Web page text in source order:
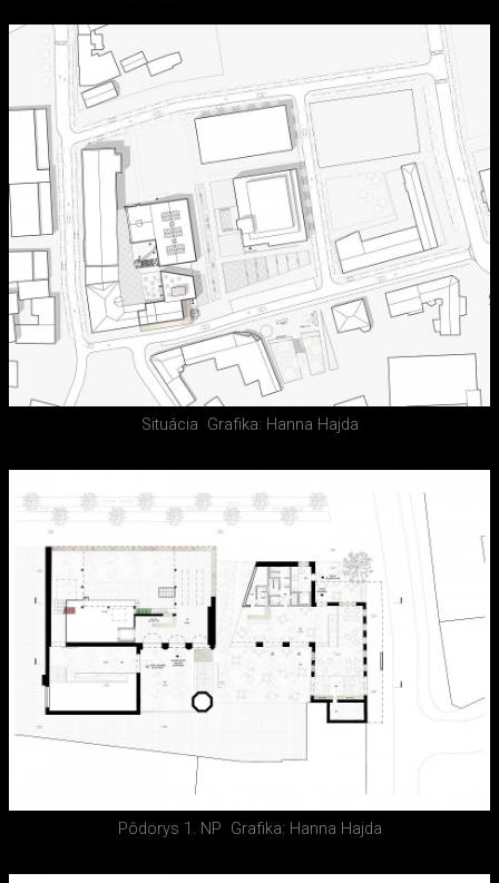
Situácia Grafika: Hanna Hajda
Pôdorys 1. NP Grafika: Hanna Hajda